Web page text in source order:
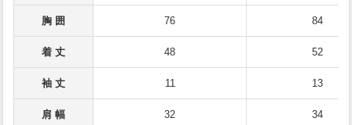
胸 囲 76 84
着 丈 48 52
袖 丈 11 13
肩 幅 32 34